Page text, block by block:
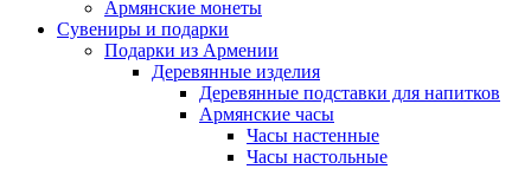
Армянские монеты
Сувениры и подарки
Подарки из Армении
Деревянные изделия
Деревянные подставки для напитков
Армянские часы
Часы настенные
Часы настольные